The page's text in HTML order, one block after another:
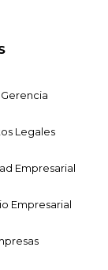
Legales
Empresarial
Empresarial